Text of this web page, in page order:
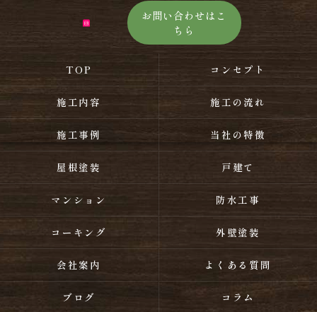
お問い合わせはこ
ちら
TOP コンセプト
施工内容 施工の流れ
施工事例 当社の特徴
屋根塗装 戸建て
マンション 防水工事
コーキング 外壁塗装
会社案内 よくある質問
ブログ コラム